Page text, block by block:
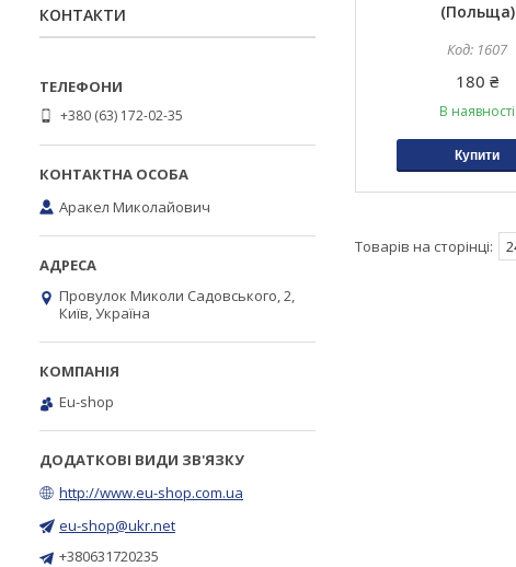
(Польща)
1607
180 ₴
В наявності
Купити
КОНТАКТИ
+380 (63) 172-02-35
Аракел Миколайович
Провулок Миколи Садовського, 2,
Київ, Україна
Eu-shop
http://www.eu-shop.com.ua
eu-shop@ukr.net
+380631720235